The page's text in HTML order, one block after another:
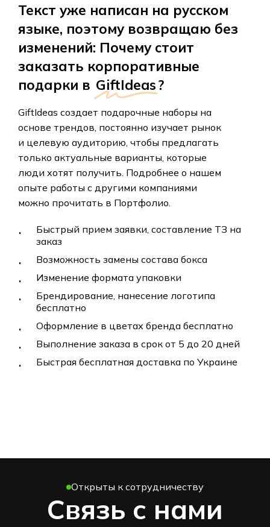
Текст уже написан на русском
языке, поэтому возвращаю без
изменений: Почему стоит
заказать корпоративные
подарки в GiftIdeas?
GiftIdeas создает подарочные наборы на
основе трендов, постоянно изучает рынок
и целевую аудиторию, чтобы предлагать
только актуальные варианты, которые
люди хотят получить. Подробнее о нашем
опыте работы с другими компаниями
можно прочитать в Портфолио.
Быстрый прием заявки, составление ТЗ на
заказ
Возможность замены состава бокса
Изменение формата упаковки
Брендирование, нанесение логотипа
бесплатно
Оформление в цветах бренда бесплатно
Выполнение заказа в срок от 5 до 20 дней
Быстрая бесплатная доставка по Украине
Открыты к сотрудничеству
Связь с нами